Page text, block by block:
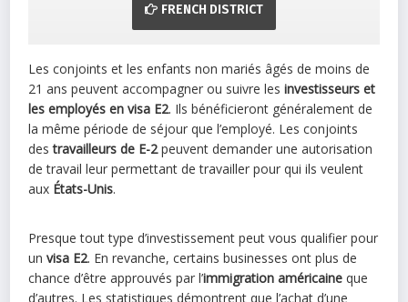
FRENCH DISTRICT
Les conjoints et les enfants non mariés âgés de moins de
21 ans peuvent accompagner ou suivre les investisseurs et
les employés en visa E2. Ils bénéficieront généralement de
la même période de séjour que l’employé. Les conjoints
destravailleurs de E-2peuvent demander une autorisation
de travail leur permettant de travailler pour qui ils veulent
aux États-Unis.
Presque tout type d’investissement peut vous qualifier pour
unvisa E2. En revanche, certains businesses ont plus de
chance d’être approuvés par l’immigration américaine que
d’autres. Les statistiques démontrent que l’achat d’une